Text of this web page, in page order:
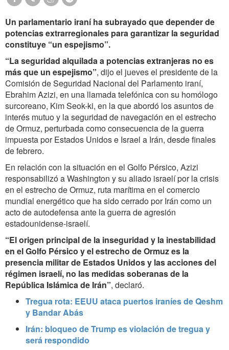
Un parlamentario iraní ha subrayado que depender de
potencias extrarregionales para garantizar la seguridad
constituye “un espejismo”.
“La seguridad alquilada a potencias extranjeras no es
más que un espejismo”, dijo el jueves el presidente de la
Comisión de Seguridad Nacional del Parlamento iraní,
Ebrahim Azizi, en una llamada telefónica con su homólogo
surcoreano, Kim Seok-ki, en la que abordó los asuntos de
interés mutuo y la seguridad de navegación en el estrecho
de Ormuz, perturbada como consecuencia de la guerra
impuesta por Estados Unidos e Israel a Irán, desde finales
de febrero.
En relación con la situación en el Golfo Pérsico, Azizi
responsabilizó a Washington y su aliado israelí por la crisis
en el estrecho de Ormuz, ruta marítima en el comercio
mundial energético que ha sido cerrado por Irán como un
acto de autodefensa ante la guerra de agresión
estadounidense-israelí.
“El origen principal de la inseguridad y la inestabilidad
en el Golfo Pérsico y el estrecho de Ormuz es la
presencia militar de Estados Unidos y las acciones del
régimen israelí, no las medidas soberanas de la
República Islámica de Irán”, declaró.
Tregua rota: EEUU ataca puertos iraníes de Qeshm
y Bandar Abás
Irán: bloqueo de Trump es violación de tregua y
será respondido